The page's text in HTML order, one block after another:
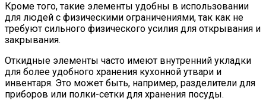
Кроме того, такие элементы удобны в использовании
для людей с физическими ограничениями, так как не
требуют сильного физического усилия для открывания и
закрывания.
Откидные элементы часто имеют внутренний укладки
для более удобного хранения кухонной утвари и
инвентаря. Это может быть, например, разделители для
приборов или полки-сетки для хранения посуды.